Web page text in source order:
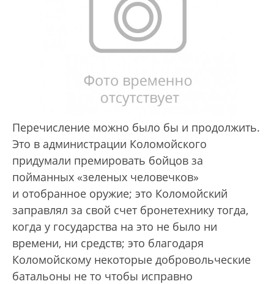
Перечисление можно было бы и продолжить.
Это в администрации Коломойского
придумали премировать бойцов за
пойманных «зеленых человечков»
и отобранное оружие; это Коломойский
заправлял за свой счет бронетехнику тогда,
когда у государства на это не было ни
времени, ни средств; это благодаря
Коломойскому некоторые добровольческие
батальоны не то чтобы исправно